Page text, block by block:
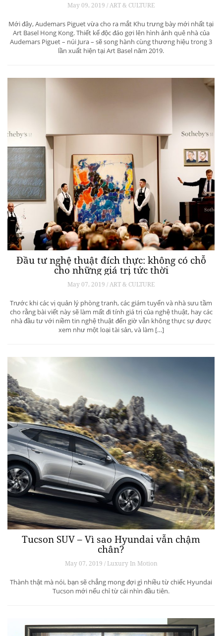
May 09, 2019 / ART & CULTURE
Mới đây, Audemars Piguet vừa cho ra mắt Khu trưng bày mới nhất tại
Art Basel Hong Kong. Thiết kế độc đáo gợi lên hình ảnh quê nhà của
Audemars Piguet – núi Jura – sẽ song hành cùng thương hiệu trong 3
lần xuất hiện tại Art Basel năm 2019.
Đầu tư nghệ thuật đích thực: không có chỗ
cho những giá trị tức thời
May 07, 2019 / ART & CULTURE
Trước khi các vị quản lý phòng tranh, các giám tuyển và nhà sưu tầm
cho rằng bài viết này sẽ làm mất đi tính giá trị của nghệ thuật, hay các
nhà đầu tư với niềm tin nghệ thuật đến giờ vẫn không thực sự được
xem như một loại tài sản, và làm […]
Tucson SUV – Vì sao Hyundai vẫn chậm
chân?
May 07, 2019 / Luxury In Motion
Thành thật mà nói, bạn sẽ chẳng mong đợi gì nhiều từ chiếc Hyundai
Tucson mới nếu chỉ từ cái nhìn đầu tiên.